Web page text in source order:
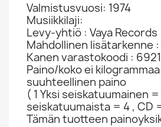
Valmistusvuosi: 1974
Musiikkilaji:
Levy-yhtiö : Vaya Records
Mahdollinen lisätarkenne :
Kanen varastokoodi :
Paino/koko ei
suuhteellinen paino
( 1 Yksi seiskatuumainen =
seiskatuumaista = 4 , CD
Tämän tuotteen